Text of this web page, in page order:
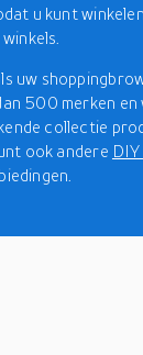
u kunt
uw
500 merken en
collectie
ook andere DIY